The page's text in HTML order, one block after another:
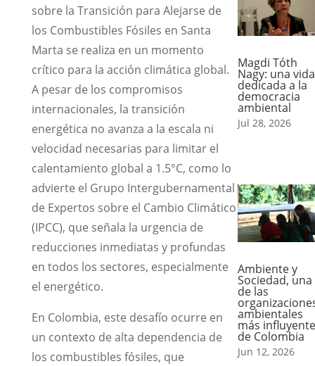
sobre la Transición para Alejarse de
los Combustibles Fósiles en Santa
Marta se realiza en un momento
crítico para la acción climática global.
A pesar de los compromisos
internacionales, la transición
energética no avanza a la escala ni
velocidad necesarias para limitar el
calentamiento global a 1.5°C, como lo
advierte el Grupo Intergubernamental
de Expertos sobre el Cambio Climático
(IPCC), que señala la urgencia de
reducciones inmediatas y profundas
en todos los sectores, especialmente
el energético.
En Colombia, este desafío ocurre en
un contexto de alta dependencia de
los combustibles fósiles, que
Magdi Tóth
Nagy: una vida
dedicada a la
democracia
ambiental
Jul 28, 2026
Ambiente y
Sociedad, una
de las
ambientales
más
de Colombia
Jun 12, 2026